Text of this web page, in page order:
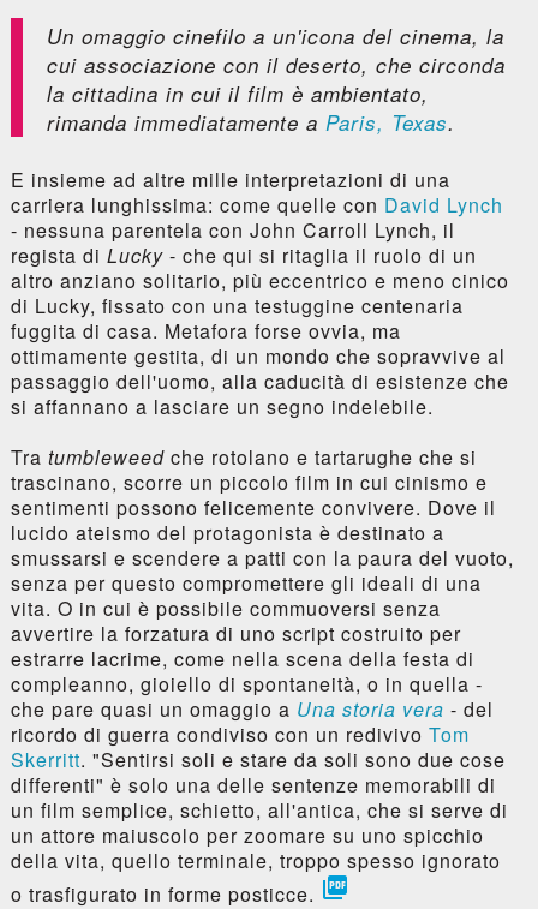
Un omaggio cinefilo a un'icona del cinema, la
cui associazione con il deserto, che circonda
la cittadina in cui il film è ambientato,
rimanda immediatamente a Paris, Texas.
E insieme ad altre mille interpretazioni di una
carriera lunghissima: come quelle con David Lynch
- nessuna parentela con John Carroll Lynch, il
regista di Lucky- che qui si ritaglia il ruolo di un
altro anziano solitario, più eccentrico e meno cinico
di Lucky, fissato con una testuggine centenaria
fuggita di casa. Metafora forse ovvia, ma
ottimamente gestita, di un mondo che sopravvive al
passaggio dell'uomo, alla caducità di esistenze che
si affannano a lasciare un segno indelebile.
Tra tumbleweedche rotolano e tartarughe che si
trascinano, scorre un piccolo film in cui cinismo e
sentimenti possono felicemente convivere. Dove il
lucido ateismo del protagonista è destinato a
smussarsi e scendere a patti con la paura del vuoto,
senza per questo compromettere gli ideali di una
vita. O in cui è possibile commuoversi senza
avvertire la forzatura di uno script costruito per
estrarre lacrime, come nella scena della festa di
compleanno, gioiello di spontaneità, o in quella -
che pare quasi un omaggio a Una storia vera - del
ricordo di guerra condiviso con un redivivo Tom
Skerritt. "Sentirsi soli e stare da soli sono due cose
differenti" è solo una delle sentenze memorabili di
un film semplice, schietto, all'antica, che si serve di
un attore maiuscolo per zoomare su uno spicchio
della vita, quello terminale, troppo spesso ignorato
o trasfigurato in forme posticce. 